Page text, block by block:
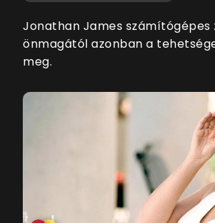
Jonathan James számítógépes
önmagától azonban a
meg.